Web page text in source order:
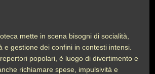
mette in scena bisogni di socialità,
e gestione dei confini in contesti intensi.
popolari, è luogo di divertimento e
richiamare spese, impulsività e